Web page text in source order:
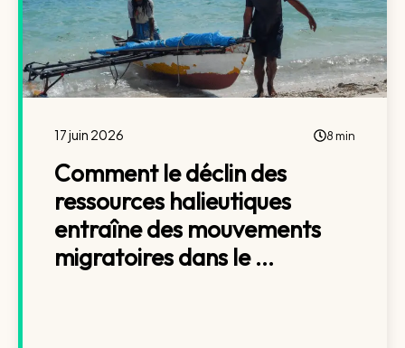
17 juin 2026 8 min
Comment le déclin des
ressources halieutiques
entraîne des mouvements
migratoires dans le ...